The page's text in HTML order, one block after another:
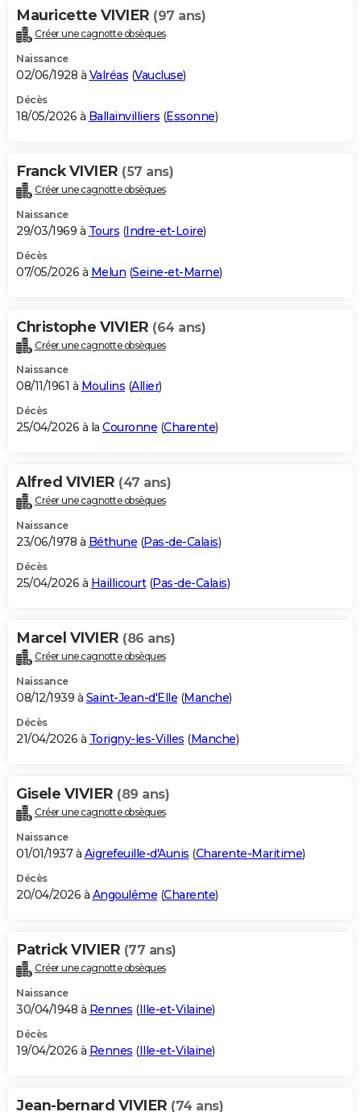
Mauricette VIVIER (97 ans)
Créer une cagnotte obsèques
Naissance
02/06/1928 à Valréas (Vaucluse)
Décès
18/05/2026 à Ballainvilliers (Essonne)
Franck VIVIER (57 ans)
Créer une cagnotte obsèques
Naissance
29/03/1969 à Tours (Indre-et-Loire)
Décès
07/05/2026 à Melun (Seine-et-Marne)
Christophe VIVIER (64 ans)
Créer une cagnotte obsèques
Naissance
08/11/1961 à Moulins (Allier)
Décès
25/04/2026 à la Couronne (Charente)
Alfred VIVIER (47 ans)
Créer une cagnotte obsèques
Naissance
23/06/1978 à Béthune (Pas-de-Calais)
Décès
25/04/2026 à Haillicourt(Pas-de-Calais)
Marcel VIVIER (86 ans)
Créer une cagnotte obsèques
Naissance
08/12/1939 à Saint-Jean-d'Elle (Manche)
Décès
21/04/2026 à Torigny-les-Villes (Manche)
Gisele VIVIER (89 ans)
Créer une cagnotte obsèques
Naissance
01/01/1937 à Aigrefeuille-d'Aunis (Charente-Maritime)
Décès
20/04/2026 à Angoulême (Charente)
Patrick VIVIER (77 ans)
Créer une cagnotte obsèques
Naissance
30/04/1948 à Rennes (Ille-et-Vilaine)
Décès
19/04/2026 à Rennes (Ille-et-Vilaine)
Jean-bernard VIVIER (74 ans)